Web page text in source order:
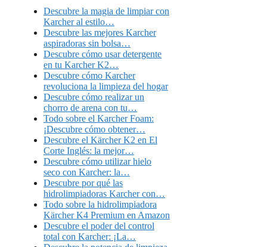
Descubre la magia de limpiar con
Karcher al estilo…
Descubre las mejores Karcher
aspiradoras sin bolsa…
Descubre cómo usar detergente
en tu Karcher K2…
Descubre cómo Karcher
revoluciona la limpieza del hogar
Descubre cómo realizar un
chorro de arena con tu…
Todo sobre el Karcher Foam:
¡Descubre cómo obtener…
Descubre el Kärcher K2 en El
Corte Inglés: la mejor…
Descubre cómo utilizar hielo
seco con Karcher: la…
Descubre por qué las
hidrolimpiadoras Karcher con…
Todo sobre la hidrolimpiadora
Kärcher K4 Premium en Amazon
Descubre el poder del control
total con Karcher: ¡La…